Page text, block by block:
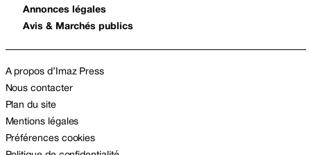
Annonces légales
Avis & Marchés publics
A propos d’Imaz Press
Nous contacter
Plan du site
Mentions légales
Préférences cookies